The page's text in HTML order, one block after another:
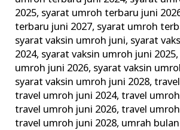
2025, syarat umroh terbaru juni
terbaru juni 2027, syarat umroh
syarat vaksin umroh juni, syarat
2024, syarat vaksin umroh juni 2025,
umroh juni 2026, syarat vaksin
syarat vaksin umroh juni 2028,
travel umroh juni 2024,travel
travel umroh juni 2026,travel
travel umroh juni 2028, umrah